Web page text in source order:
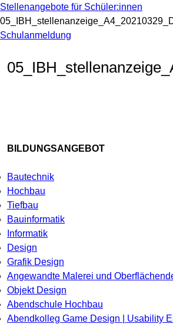
Stellenangebote für Schüler:innen
Schulanmeldung
BILDUNGSANGEBOT
Bautechnik
Hochbau
Tiefbau
Bauinformatik
Informatik
Design
Grafik Design
Angewandte Malerei und
Objekt Design
Abendschule Hochbau
Abendkolleg Game Design | Usability